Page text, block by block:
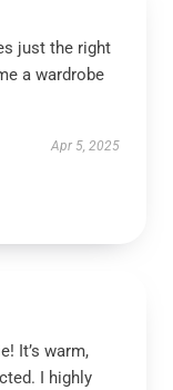
just the right
a wardrobe
Apr 5, 2025
It’s warm,
I highly